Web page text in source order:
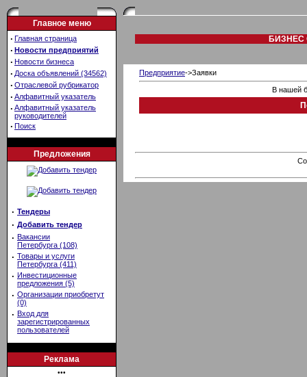
Главное меню
· Главная страница
· Новости предприятий
· Новости бизнеса
· Доска объявлений (34562)
· Отраслевой рубрикатор
· Алфавитный указатель
· Алфавитный указатель
руководителей
· Поиск
Предложения
· Тендеры
· Добавить тендер
· Вакансии
Петербурга (108)
· Товары и услуги
Петербурга (411)
· Инвестиционные
предложения (5)
· Организации приобретут
(0)
· Вход для
зарегистрированных
пользователей
Реклама
•••
БИЗНЕС
Предприятие->Заявки
В нашей